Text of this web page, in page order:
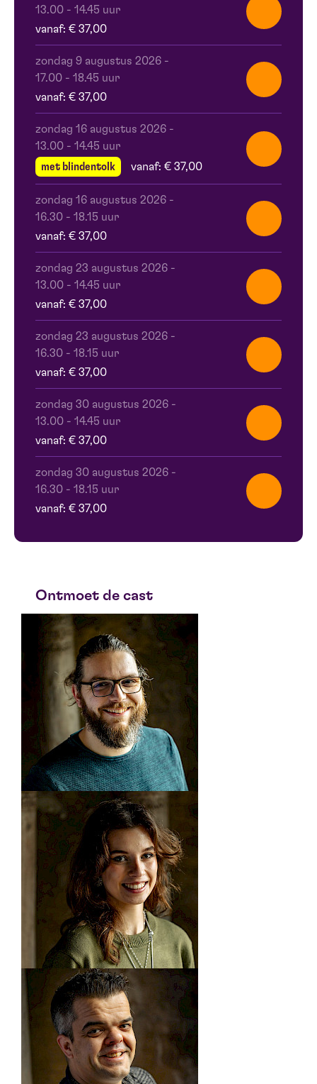
13.00 - 14.45 uur
vanaf: € 37,00
zondag 9 augustus 2026 -
17.00 - 18.45 uur
vanaf: € 37,00
zondag 16 augustus 2026 -
13.00 - 14.45 uur
met blindentolk
vanaf: € 37,00
zondag 16 augustus 2026 -
16.30 - 18.15 uur
vanaf: € 37,00
zondag 23 augustus 2026 -
13.00 - 14.45 uur
vanaf: € 37,00
zondag 23 augustus 2026 -
16.30 - 18.15 uur
vanaf: € 37,00
zondag 30 augustus 2026 -
13.00 - 14.45 uur
vanaf: € 37,00
zondag 30 augustus 2026 -
16.30 - 18.15 uur
vanaf: € 37,00
Ontmoet de cast